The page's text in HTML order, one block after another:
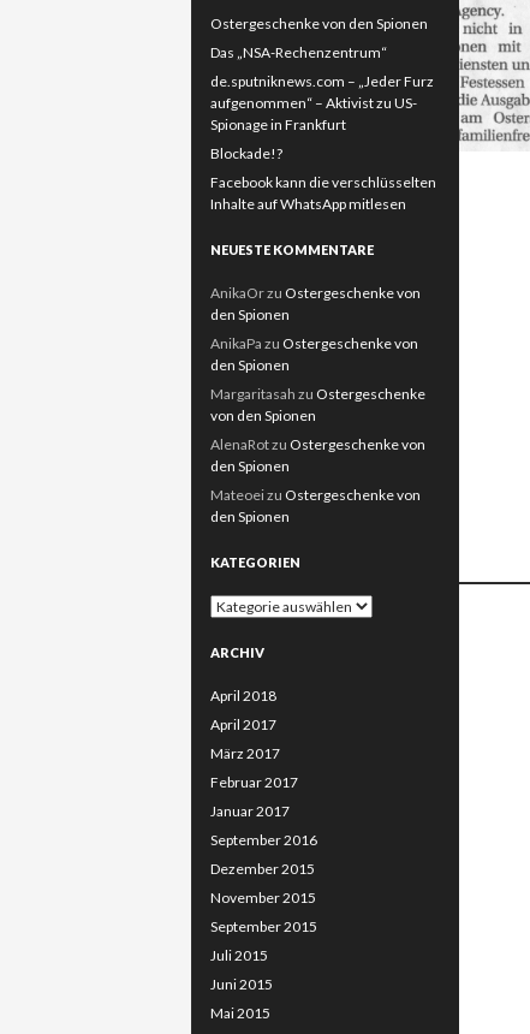
Ostergeschenke von den Spionen
Das „NSA-Rechenzentrum“
de.sputniknews.com – „Jeder Furz
aufgenommen“ – Aktivist zu US-
Spionage in Frankfurt
Blockade!?
Facebook kann die verschlüsselten
Inhalte auf WhatsApp mitlesen
NEUESTE KOMMENTARE
AnikaOrzu Ostergeschenke von
den Spionen
AnikaPa zu Ostergeschenke von
den Spionen
Margaritasah zu Ostergeschenke
von den Spionen
AlenaRotzu Ostergeschenke von
den Spionen
Mateoeizu Ostergeschenke von
den Spionen
KATEGORIEN
Kategorien
ARCHIV
April 2018
April 2017
März 2017
Februar 2017
Januar 2017
September 2016
Dezember 2015
November 2015
September 2015
Juli 2015
Juni 2015
Mai 2015